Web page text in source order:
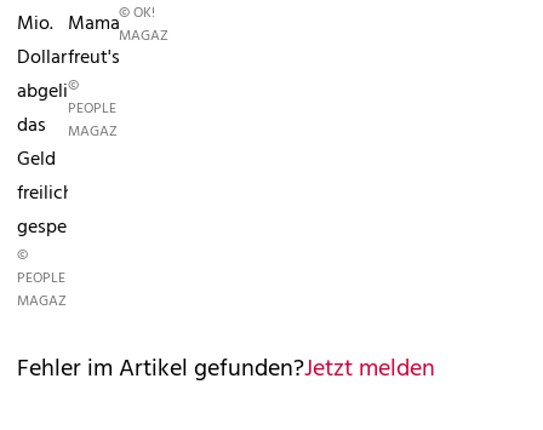
Mio.
Dollar
abgelichtet,
das
Geld
freilich
gespendet.
©
PEOPLE
MAGAZINE
Mama
freut's.
©
PEOPLE
MAGAZINE
© OK!
MAGAZINE
Fehler im Artikel gefunden?Jetzt melden